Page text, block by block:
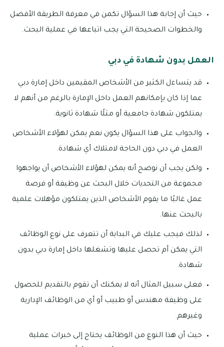
حيث أن إجابة هذا السؤال تكمن في معرفة الطريقة الأفضل
والخطوات الصحيحة التي يجب اتباعها في عملية البحث.
العمل بدون شهادة في دبي
قد يتساءل الكثير من الأشخاص المقيمين داخل إمارة دبي
عما إذا كان بإمكانهم العمل داخل الإمارة بالرغم من أنهم لا
يمتلكون شهادة جامعية أو مثلًا شهادة ثانوية.
والجواب على هذا السؤال يكون نعم يمكن لهؤلاء الأشخاص
العمل في دبي دون الحاجة لامتلاك أي شهادة.
ولكن يجب أن نوضح أنه يمكن لهؤلاء الأشخاص أن يواجهوا
مجموعة من التحديات خلال البحث عن وظيفة أو فرصة
عمل غالبًا ما يقوم الأشخاص الذين يمتلكون مؤهلات علمية
بالبحث عنها.
لذلك فيجب عليك في البداية أن تتعرف على نوع الوظائف
التي يمكن أم تحصل عليها وتشغلها داخل إمارة دبي بدون
شهادة.
فعلى سبيل المثال أنه لا يمكنك أن تقوم بالتقديم للحصول
على وظيفة مهندس أو طبيب أو أي من الوظائف الإدارية
وغيرهم.
حيث أن هذا النوع من الوظائف يحتاج إلى خبرات عملية